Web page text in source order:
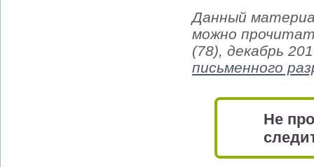
Данный
можно
(78), декабрь
письменного
Не